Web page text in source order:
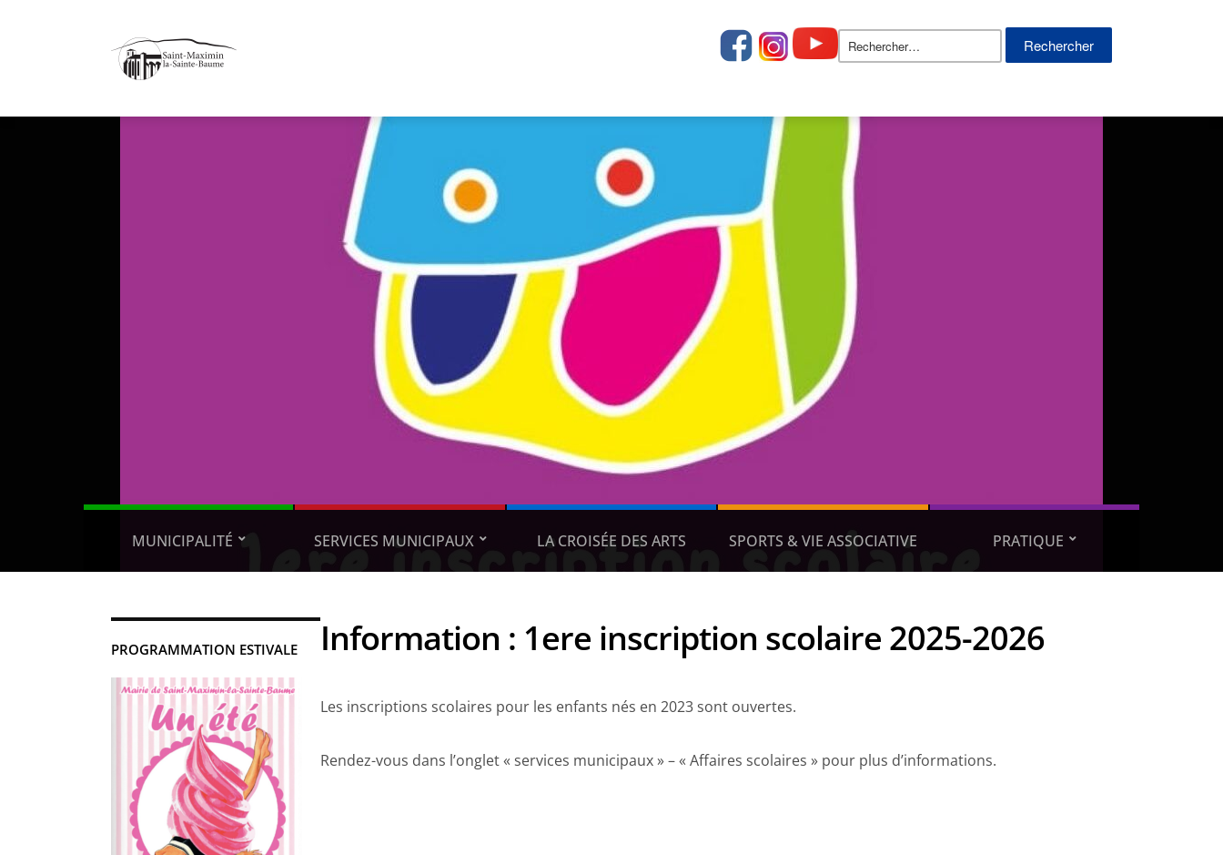
Rechercher :
MUNICIPALITÉ SERVICES MUNICIPAUX LA CROISÉE DES ARTS SPORTS & VIE ASSOCIATIVE PRATIQUE
PROGRAMMATION ESTIVALE Information : 1ere inscription scolaire 2025-2026
Les inscriptions scolaires pour les enfants nés en 2023 sont ouvertes.
Rendez-vous dans l’onglet « services municipaux » – « Affaires scolaires » pour plus d’informations.